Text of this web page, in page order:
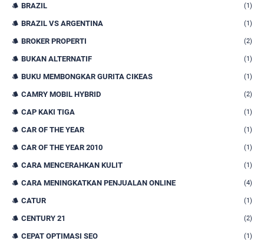
BRAZIL (1)
BRAZIL VS ARGENTINA (1)
BROKER PROPERTI (2)
BUKAN ALTERNATIF (1)
BUKU MEMBONGKAR GURITA CIKEAS (1)
CAMRY MOBIL HYBRID (2)
CAP KAKI TIGA (1)
CAR OF THE YEAR (1)
CAR OF THE YEAR 2010 (1)
CARA MENCERAHKAN KULIT (1)
CARA MENINGKATKAN PENJUALAN ONLINE (4)
CATUR (1)
CENTURY 21 (2)
CEPAT OPTIMASI SEO (1)